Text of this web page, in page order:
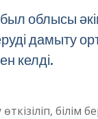
келді.
білім